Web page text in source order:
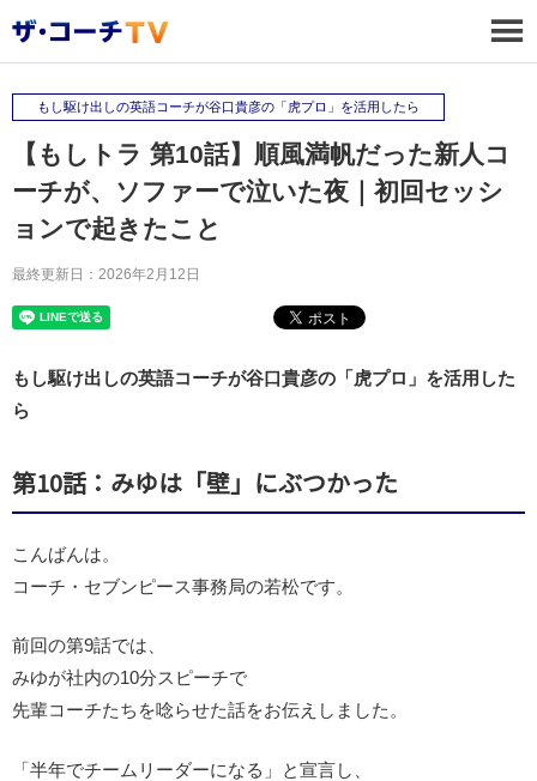
もし駆け出しの英語コーチが谷口貴彦の「虎プロ」を活用したら
【もしトラ 第10話】順風満帆だった新人コ
ーチが、ソファーで泣いた夜｜初回セッシ
ョンで起きたこと
最終更新日：2026年2月12日
もし駆け出しの英語コーチが谷口貴彦の「虎プロ」を活用した
ら
第10話：みゆは「壁」にぶつかった
こんばんは。
コーチ・セブンピース事務局の若松です。
前回の第9話では、
みゆが社内の10分スピーチで
先輩コーチたちを唸らせた話をお伝えしました。
「半年でチームリーダーになる」と宣言し、